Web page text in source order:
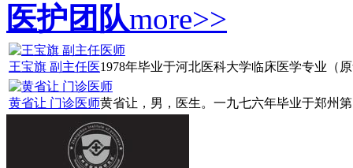
医护团队more>>
王宝旗 副主任医1978年毕业于河北医科大学临床医学专业（
黄省让 门诊医师黄省让，男，医生。一九七六年毕业于郑州